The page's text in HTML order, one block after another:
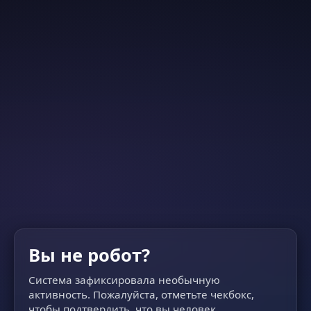
Вы не робот?
Система зафиксировала необычную
активность. Пожалуйста, отметьте чекбокс,